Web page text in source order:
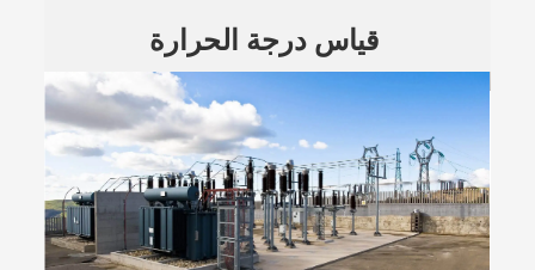
قياس درجة الحرارة